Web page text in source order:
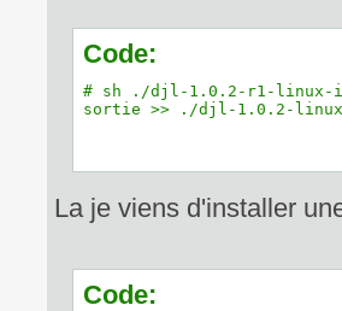
Code:
# sh ./djl-1.0.2-r1-linux-
sortie >> ./djl-1.0.2-
La je viens d'installer
Code: